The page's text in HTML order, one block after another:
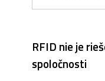
RFID nie je
spoločnosti